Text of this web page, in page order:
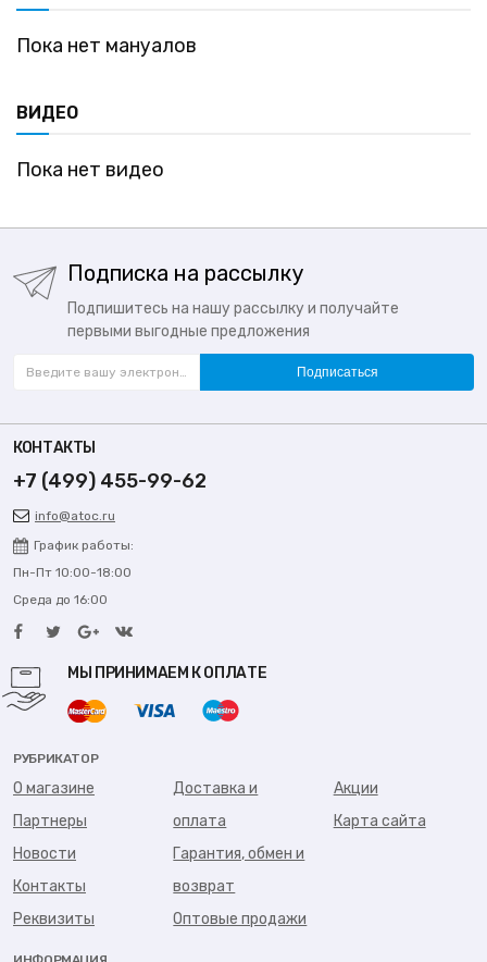
Пока нет мануалов
ВИДЕО
Пока нет видео
Подписка на рассылку
Подпишитесь на нашу рассылку и получайте
первыми выгодные предложения
Подписаться
КОНТАКТЫ
+7 (499) 455-99-62
info@atoc.ru
График работы:
Пн-Пт 10:00-18:00
Среда до 16:00
МЫ ПРИНИМАЕМ К ОПЛАТЕ
РУБРИКАТОР
О магазине
Партнеры
Новости
Контакты
Реквизиты
Доставка и
оплата
Гарантия, обмен и
возврат
Оптовые продажи
Акции
Карта сайта